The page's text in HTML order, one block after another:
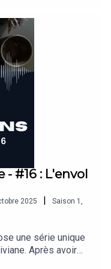
prend, sur les
de masque :
entre
d’appuyer sur
nomaLicence:
licenses/by/3.0/de
- #16 : L'envol
2025 | Saison 1
une série unique
Après avoir
Viviane se